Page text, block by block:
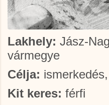
Lakhely: Jász-
vármegye
Célja:
Kit keres: férfi